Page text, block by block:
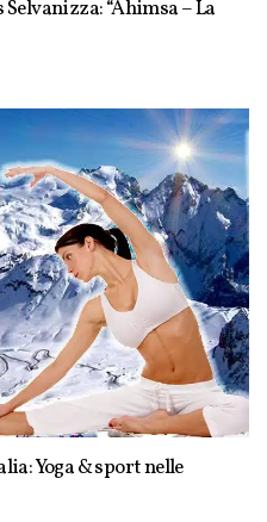
“Ahimsa – La
Yoga & sport nelle